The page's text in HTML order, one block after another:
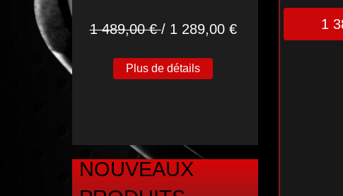
1 489,00 €/ 1 289,00 €
Plus de détails
NOUVEAUX
1